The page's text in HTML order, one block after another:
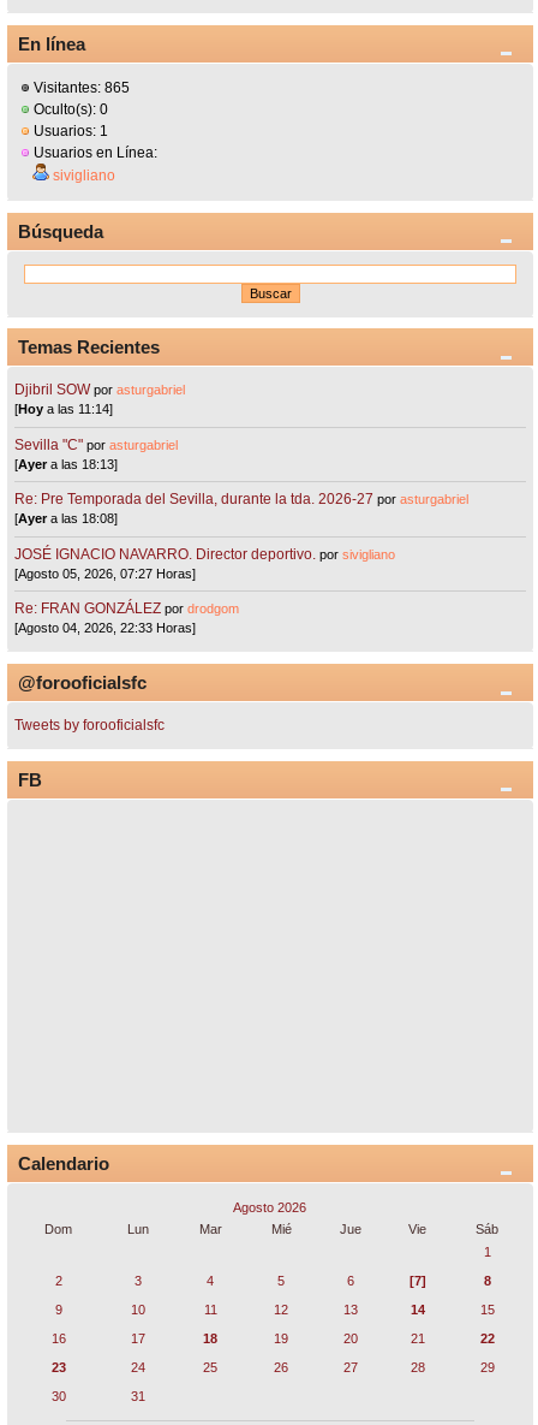
En línea
Visitantes: 865
Oculto(s): 0
Usuarios: 1
Usuarios en Línea:
sivigliano
Búsqueda
Temas Recientes
Djibril SOW porasturgabriel
[Hoy a las 11:14]
Sevilla "C"porasturgabriel
[Ayera las 18:13]
Re: Pre Temporada del Sevilla, durante la tda. 2026-27 porasturgabriel
[Ayera las 18:08]
JOSÉ IGNACIO NAVARRO. Director deportivo. porsivigliano
[Agosto 05, 2026, 07:27 Horas]
Re: FRAN GONZÁLEZ pordrodgom
[Agosto 04, 2026, 22:33 Horas]
@forooficialsfc
Tweets by forooficialsfc
FB
Calendario
Agosto 2026
Dom
Lun Mar Mié Jue Vie
Sáb
1
2
3 4 5 6 [7]
8
9
10 11 12 13 14
15
16
17 18 19 20 21
22
23
24 25 26 27 28
29
30
31